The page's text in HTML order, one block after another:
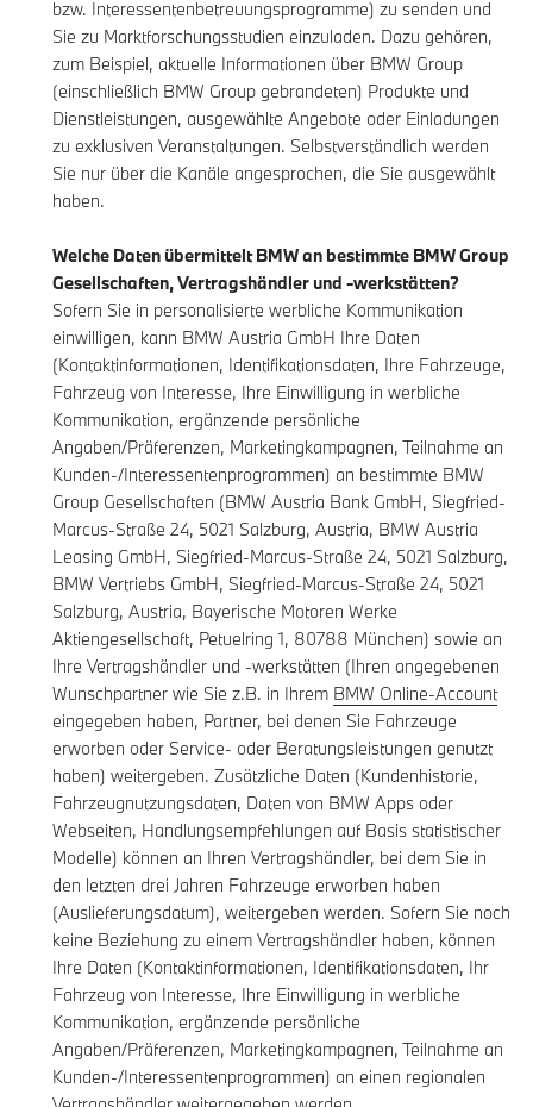
bzw. Interessentenbetreuungsprogramme) zu senden und
Sie zu Marktforschungsstudien einzuladen. Dazu gehören,
zum Beispiel, aktuelle Informationen über BMW Group
(einschließlich BMW Group gebrandeten) Produkte und
Dienstleistungen, ausgewählte Angebote oder Einladungen
zu exklusiven Veranstaltungen. Selbstverständlich werden
Sie nur über die Kanäle angesprochen, die Sie ausgewählt
haben.
Welche Daten übermittelt BMW an bestimmte BMW Group
Gesellschaften, Vertragshändler und -werkstätten?
Sofern Sie in personalisierte werbliche Kommunikation
einwilligen, kann BMW Austria GmbH Ihre Daten
(Kontaktinformationen, Identifikationsdaten, Ihre Fahrzeuge,
Fahrzeug von Interesse, Ihre Einwilligung in werbliche
Kommunikation, ergänzende persönliche
Angaben/Präferenzen, Marketingkampagnen, Teilnahme an
Kunden-/Interessentenprogrammen) an bestimmte BMW
Group Gesellschaften (BMW Austria Bank GmbH, Siegfried-
Marcus-Straße 24, 5021 Salzburg, Austria, BMW Austria
Leasing GmbH, Siegfried-Marcus-Straße 24, 5021 Salzburg,
BMW Vertriebs GmbH, Siegfried-Marcus-Straße 24, 5021
Salzburg, Austria, Bayerische Motoren Werke
Aktiengesellschaft, Petuelring 1, 80788 München) sowie an
Ihre Vertragshändler und -werkstätten (Ihren angegebenen
Wunschpartner wie Sie z.B. in Ihrem BMW Online-Account
eingegeben haben, Partner, bei denen Sie Fahrzeuge
erworben oder Service- oder Beratungsleistungen genutzt
haben) weitergeben. Zusätzliche Daten (Kundenhistorie,
Fahrzeugnutzungsdaten, Daten von BMW Apps oder
Webseiten, Handlungsempfehlungen auf Basis statistischer
Modelle) können an Ihren Vertragshändler, bei dem Sie in
den letzten drei Jahren Fahrzeuge erworben haben
(Auslieferungsdatum), weitergeben werden. Sofern Sie noch
keine Beziehung zu einem Vertragshändler haben, können
Ihre Daten (Kontaktinformationen, Identifikationsdaten, Ihr
Fahrzeug von Interesse, Ihre Einwilligung in werbliche
Kommunikation, ergänzende persönliche
Angaben/Präferenzen, Marketingkampagnen, Teilnahme an
Kunden-/Interessentenprogrammen) an einen regionalen